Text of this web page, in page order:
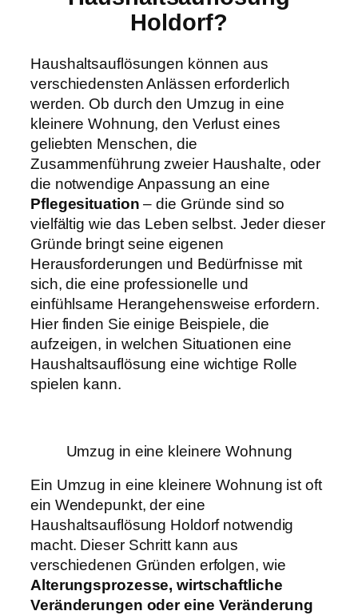
Holdorf?
Haushaltsauflösungen können aus
verschiedensten Anlässen erforderlich
werden. Ob durch den Umzug in eine
kleinere Wohnung, den Verlust eines
geliebten Menschen, die
Zusammenführung zweier Haushalte, oder
die notwendige Anpassung an eine
Pflegesituation – die Gründe sind so
vielfältig wie das Leben selbst. Jeder dieser
Gründe bringt seine eigenen
Herausforderungen und Bedürfnisse mit
sich, die eine professionelle und
einfühlsame Herangehensweise erfordern.
Hier finden Sie einige Beispiele, die
aufzeigen, in welchen Situationen eine
Haushaltsauflösung eine wichtige Rolle
spielen kann.
Umzug in eine kleinere Wohnung
Ein Umzug in eine kleinere Wohnung ist oft
ein Wendepunkt, der eine
Haushaltsauflösung Holdorf notwendig
macht. Dieser Schritt kann aus
verschiedenen Gründen erfolgen, wie
Alterungsprozesse, wirtschaftliche
Veränderungen oder eine Veränderung